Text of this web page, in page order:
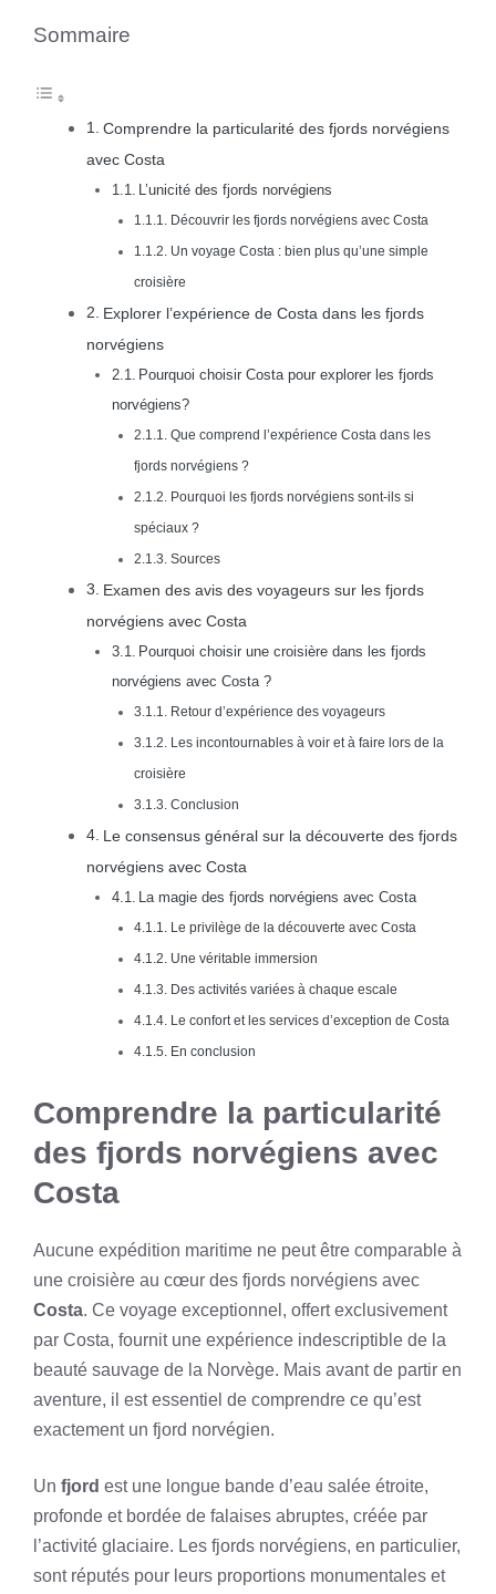
Sommaire
Comprendre la particularité des fjords norvégiens
avec Costa
L’unicité des fjords norvégiens
Découvrir les fjords norvégiens avec Costa
Un voyage Costa : bien plus qu’une simple
croisière
Explorer l’expérience de Costa dans les fjords
norvégiens
Pourquoi choisir Costa pour explorer les fjords
norvégiens?
Que comprend l’expérience Costa dans les
fjords norvégiens ?
Pourquoi les fjords norvégiens sont-ils si
spéciaux ?
Sources
Examen des avis des voyageurs sur les fjords
norvégiens avec Costa
Pourquoi choisir une croisière dans les fjords
norvégiens avec Costa ?
Retour d’expérience des voyageurs
Les incontournables à voir et à faire lors de la
croisière
Conclusion
Le consensus général sur la découverte des fjords
norvégiens avec Costa
La magie des fjords norvégiens avec Costa
Le privilège de la découverte avec Costa
Une véritable immersion
Des activités variées à chaque escale
Le confort et les services d’exception de Costa
En conclusion
Comprendre la particularité
des fjords norvégiens avec
Costa
Aucune expédition maritime ne peut être comparable à
une croisière au cœur des fjords norvégiens avec
Costa. Ce voyage exceptionnel, offert exclusivement
par Costa, fournit une expérience indescriptible de la
beauté sauvage de la Norvège. Mais avant de partir en
aventure, il est essentiel de comprendre ce qu’est
exactement un fjord norvégien.
Un fjord est une longue bande d’eau salée étroite,
profonde et bordée de falaises abruptes, créée par
l’activité glaciaire. Les fjords norvégiens, en particulier,
sont réputés pour leurs proportions monumentales et